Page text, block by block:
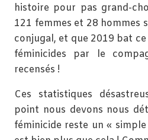
histoire pour pas grand-
121 femmes et 28 hommes
conjugal, et que 2019 bat
féminicides par le
recensés !
Ces statistiques
point nous devons nous
féminicide reste un «